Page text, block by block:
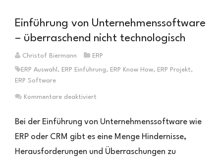
Einführung von Unternehmenssoftware
– überraschend nicht technologisch
Christof Biermann ERP
ERP Auswahl , ERP Einführung, ERP Know How, ERP Projekt,
ERP Software
Kommentare deaktiviert
von
–
überraschend
Bei der Einführung von Unternehmenssoftware wie
ERP oder CRM gibt es eine Menge Hindernisse,
Herausforderungen und Überraschungen zu